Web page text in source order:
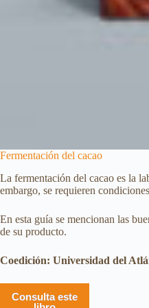
Fermentación del cacao
La fermentación del cacao es la
embargo, se requieren
En esta guía se mencionan las
de su producto.
Coedición: Universidad del
Consulta este